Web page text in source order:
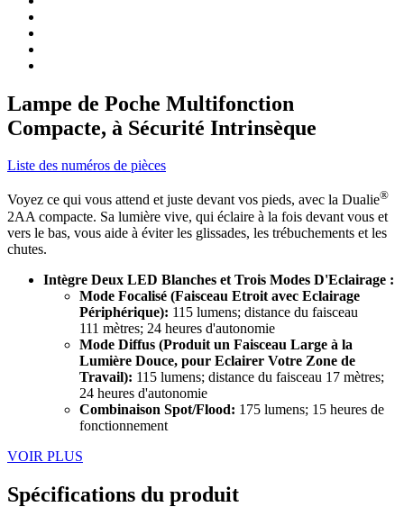
Lampe de Poche Multifonction
Compacte, à Sécurité Intrinsèque
Liste des numéros de pièces
Voyez ce qui vous attend et juste devant vos pieds, avec la Dualie®
2AA compacte. Sa lumière vive, qui éclaire à la fois devant vous et
vers le bas, vous aide à éviter les glissades, les trébuchements et les
chutes.
Intègre Deux LED Blanches et Trois Modes D'Eclairage :
Mode Focalisé (Faisceau Etroit avec Eclairage
Périphérique): 115 lumens; distance du faisceau
111 mètres; 24 heures d'autonomie
Mode Diffus (Produit un Faisceau Large à la
Lumière Douce, pour Eclairer Votre Zone de
Travail): 115 lumens; distance du faisceau 17 mètres;
24 heures d'autonomie
Combinaison Spot/Flood: 175 lumens; 15 heures de
fonctionnement
VOIR PLUS
Spécifications du produit